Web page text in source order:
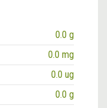
0.0 g
0.0 mg
0.0 ug
0.0 g